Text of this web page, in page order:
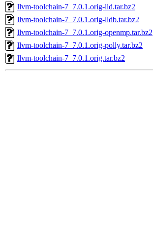
llvm-toolchain-7_7.0.1.orig-lld.tar.bz2
llvm-toolchain-7_7.0.1.orig-lldb.tar.bz2
llvm-toolchain-7_7.0.1.orig-openmp.tar.bz2
llvm-toolchain-7_7.0.1.orig-polly.tar.bz2
llvm-toolchain-7_7.0.1.orig.tar.bz2